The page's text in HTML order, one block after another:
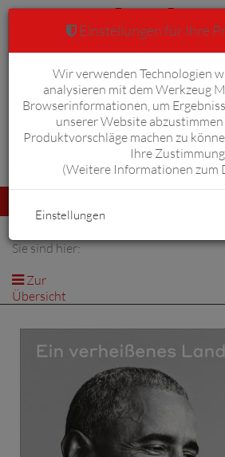
Anmelden
umschalten
Sie sind hier:
Zur
Übersicht
Einstellungen für Ihre
Wir verwenden Technologien
analysieren mit dem Werkzeug
Browserinformationen, um
unserer Website
Produktvorschläge machen zu
Ihre
(Weitere Informationen zum
Einstellungen